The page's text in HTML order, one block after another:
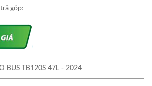
góp:
BUS TB120S 47L - 2024